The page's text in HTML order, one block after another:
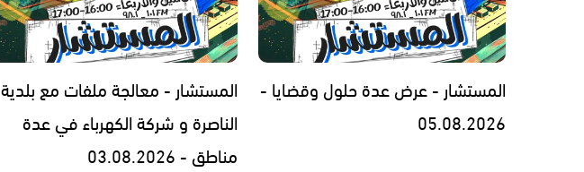
المستشار - عرض عدة حلول وقضايا -
05.08.2026
المستشار - معالجة ملفات مع بلدية
الناصرة و شركة الكهرباء في عدة
مناطق - 03.08.2026